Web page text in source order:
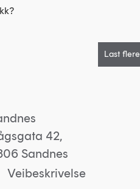
Last flere
42,
Sandnes
til Sandneskontoret
Veibeskrivelse